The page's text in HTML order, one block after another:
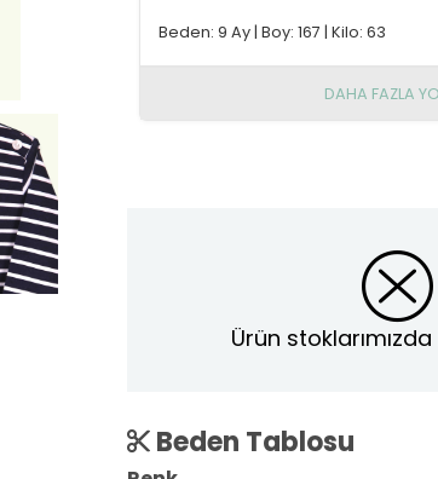
Beden: 9 Ay | Boy: 167 | Kilo: 63
DAHA FAZLA
Ürün stoklarımızda
Beden Tablosu